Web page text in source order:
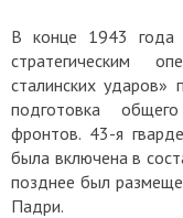
В конце 1943 года
стратегическим
сталинских
подготовка
фронтов. 43-я
была включена в
позднее был
Падри.